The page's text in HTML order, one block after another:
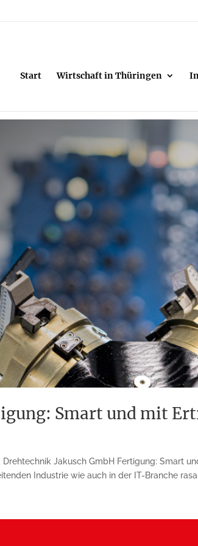
Start Wirtschaft in Thüringen
Smart und mit
Drehtechnik Jakusch GmbH Fertigung: Smart
Industrie wie auch in der IT-Branche